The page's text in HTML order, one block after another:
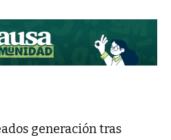
generación tras